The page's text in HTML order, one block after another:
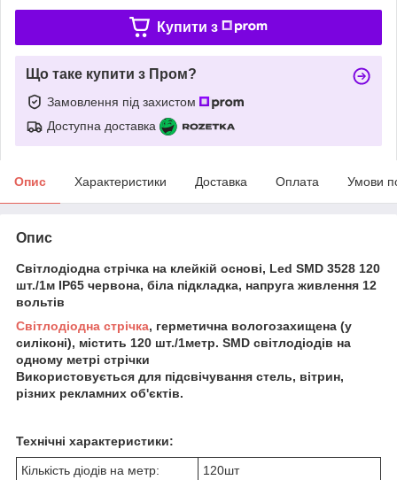
Купити з
Що таке купити з Пром?
Замовлення під захистом
Доступна доставка
Опис Характеристики Доставка Оплата Умови
Опис
Світлодіодна стрічка на клейкій основі, Led SMD 3528 120
шт./1м IP65 червона, біла підкладка, напруга живлення 12
вольтів
Світлодіодна стрічка, герметична вологозахищена (у
силіконі), містить 120 шт./1метр. SMD світлодіодів на
одному метрі стрічки
Використовується для підсвічування стель, вітрин,
різних рекламних об'єктів.
Технічні характеристики:
Кількість діодів на метр:
120шт